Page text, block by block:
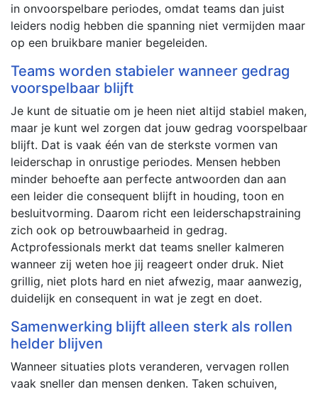
in onvoorspelbare periodes, omdat teams dan juist
leiders nodig hebben die spanning niet vermijden maar
op een bruikbare manier begeleiden.
Teams worden stabieler wanneer gedrag
voorspelbaar blijft
Je kunt de situatie om je heen niet altijd stabiel maken,
maar je kunt wel zorgen dat jouw gedrag voorspelbaar
blijft. Dat is vaak één van de sterkste vormen van
leiderschap in onrustige periodes. Mensen hebben
minder behoefte aan perfecte antwoorden dan aan
een leider die consequent blijft in houding, toon en
besluitvorming. Daarom richt een leiderschapstraining
zich ook op betrouwbaarheid in gedrag.
Actprofessionals merkt dat teams sneller kalmeren
wanneer zij weten hoe jij reageert onder druk. Niet
grillig, niet plots hard en niet afwezig, maar aanwezig,
duidelijk en consequent in wat je zegt en doet.
Samenwerking blijft alleen sterk als rollen
helder blijven
Wanneer situaties plots veranderen, vervagen rollen
vaak sneller dan mensen denken. Taken schuiven,